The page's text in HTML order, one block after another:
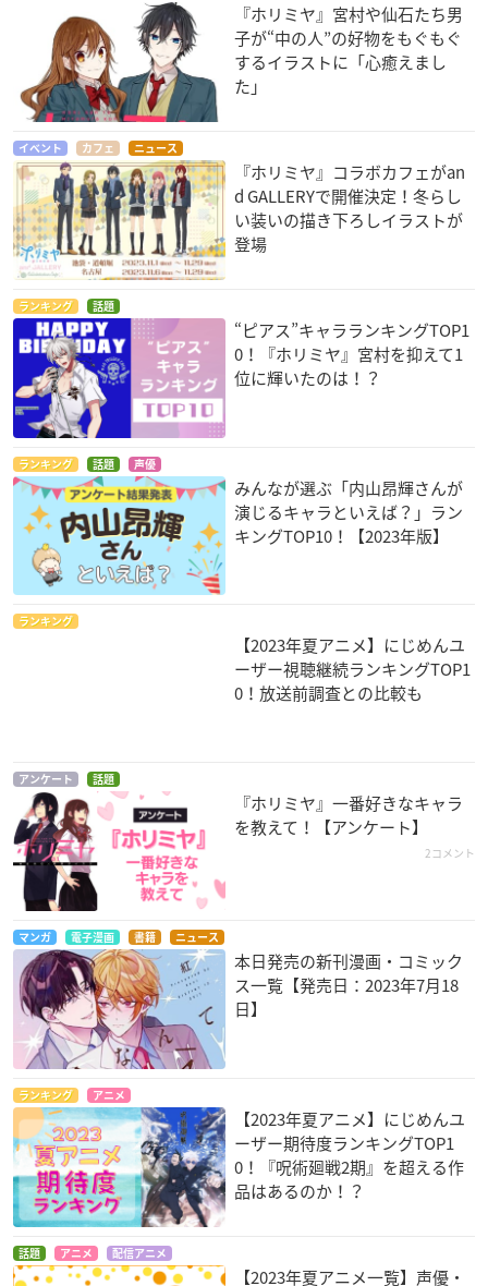
『ホリミヤ』宮村や仙石たち男
子が“中の人”の好物をもぐもぐ
するイラストに「心癒えまし
た」
イベント カフェ ニュース
『ホリミヤ』コラボカフェがan
d GALLERYで開催決定！冬らし
い装いの描き下ろしイラストが
登場
ランキング 話題
“ピアス”キャラランキングTOP1
0！『ホリミヤ』宮村を抑えて1
位に輝いたのは！？
ランキング 話題 声優
みんなが選ぶ「内山昂輝さんが
演じるキャラといえば？」ラン
キングTOP10！【2023年版】
ランキング
【2023年夏アニメ】にじめんユ
ーザー視聴継続ランキングTOP1
0！放送前調査との比較も
アンケート 話題
『ホリミヤ』一番好きなキャラ
を教えて！【アンケート】
2コメント
マンガ 電子漫画 書籍 ニュース
本日発売の新刊漫画・コミック
ス一覧【発売日：2023年7月18
日】
ランキング アニメ
【2023年夏アニメ】にじめんユ
ーザー期待度ランキングTOP1
0！『呪術廻戦2期』を超える作
品はあるのか！？
話題 アニメ 配信アニメ
【2023年夏アニメ一覧】声優・